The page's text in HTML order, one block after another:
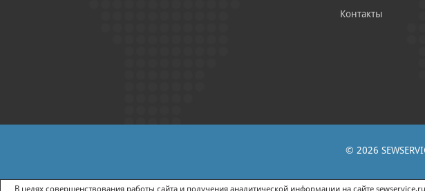
Контакты
© 2026
ПОЛИТИКА КОНФИДЕНЦИАЛЬНОСТИ | СОГЛАСИЕ НА ПОЛУЧЕНИЕ РЕКЛАМНО-
В целях совершенствования работы сайта и получения аналитической информации на сайте